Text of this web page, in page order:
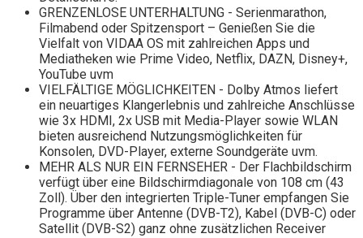
GRENZENLOSE UNTERHALTUNG - Serienmarathon,
Filmabend oder Spitzensport – Genießen Sie die
Vielfalt von VIDAA OS mit zahlreichen Apps und
Mediatheken wie Prime Video, Netflix, DAZN, Disney+,
YouTube uvm
VIELFÄLTIGE MÖGLICHKEITEN - Dolby Atmos liefert
ein neuartiges Klangerlebnis und zahlreiche Anschlüsse
wie 3x HDMI, 2x USB mit Media-Player sowie WLAN
bieten ausreichend Nutzungsmöglichkeiten für
Konsolen, DVD-Player, externe Soundgeräte uvm.
MEHR ALS NUR EIN FERNSEHER - Der Flachbildschirm
verfügt über eine Bildschirmdiagonale von 108 cm (43
Zoll). Über den integrierten Triple-Tuner empfangen Sie
Programme über Antenne (DVB-T2), Kabel (DVB-C) oder
Satellit (DVB-S2) ganz ohne zusätzlichen Receiver